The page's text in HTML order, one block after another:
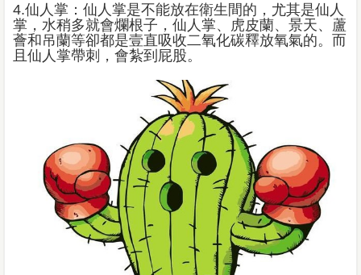
4.仙人掌：仙人掌是不能放在衛生間的，尤其是仙人
掌，水稍多就會爛根子，仙人掌、虎皮蘭、景天、蘆
薈和吊蘭等卻都是壹直吸收二氧化碳釋放氧氣的。而
且仙人掌帶刺，會紮到屁股。